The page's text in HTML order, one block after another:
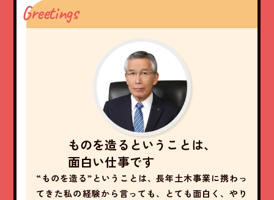
Greetings
ものを造るということは、
面白い仕事です
“ものを造る”ということは、長年土木事業に携わっ
てきた私の経験から言っても、とても面白く、やり